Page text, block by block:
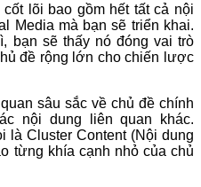
lõi bao gồm hết tất cả nội
Media mà bạn sẽ triển khai.
bạn sẽ thấy nó đóng vai trò
đề rộng lớn cho chiến lược
sâu sắc về chủ đề chính
nội dung liên quan khác.
là Cluster Content (Nội dung
từng khía cạnh nhỏ của chủ